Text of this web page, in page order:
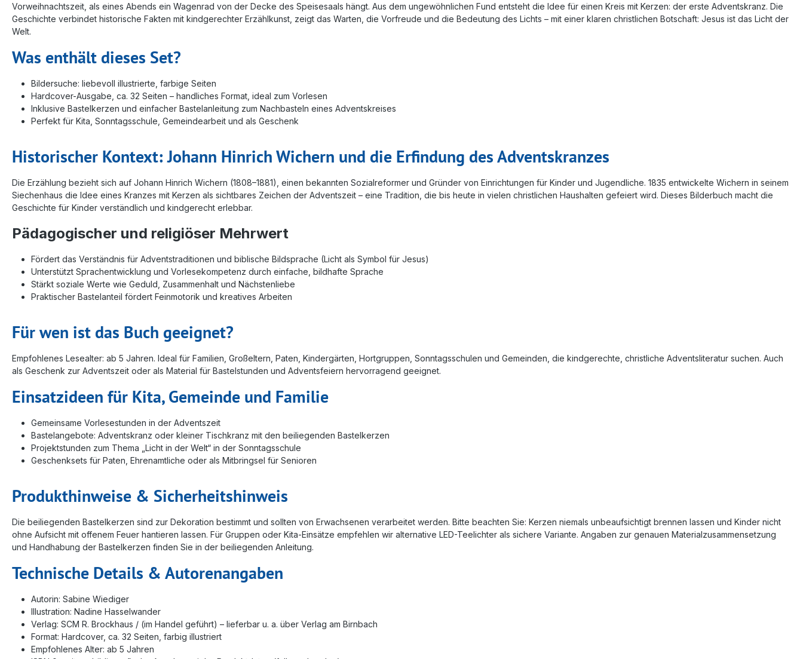
Vorweihnachtszeit, als eines Abends ein Wagenrad von der Decke des Speisesaals hängt. Aus dem ungewöhnlichen Fund entsteht die Idee für einen Kreis mit Kerzen: der erste Adventskranz. Die
Geschichte verbindet historische Fakten mit kindgerechter Erzählkunst, zeigt das Warten, die Vorfreude und die Bedeutung des Lichts – mit einer klaren christlichen Botschaft: Jesus ist das Licht der
Welt.
Was enthält dieses Set?
Bildersuche: liebevoll illustrierte, farbige Seiten
Hardcover-Ausgabe, ca. 32 Seiten – handliches Format, ideal zum Vorlesen
Inklusive Bastelkerzen und einfacher Bastelanleitung zum Nachbasteln eines Adventskreises
Perfekt für Kita, Sonntagsschule, Gemeindearbeit und als Geschenk
Historischer Kontext: Johann Hinrich Wichern und die Erfindung des Adventskranzes
Die Erzählung bezieht sich auf Johann Hinrich Wichern (1808–1881), einen bekannten Sozialreformer und Gründer von Einrichtungen für Kinder und Jugendliche. 1835 entwickelte Wichern in seinem
Siechenhaus die Idee eines Kranzes mit Kerzen als sichtbares Zeichen der Adventszeit – eine Tradition, die bis heute in vielen christlichen Haushalten gefeiert wird. Dieses Bilderbuch macht die
Geschichte für Kinder verständlich und kindgerecht erlebbar.
Pädagogischer und religiöser Mehrwert
Fördert das Verständnis für Adventstraditionen und biblische Bildsprache (Licht als Symbol für Jesus)
Unterstützt Sprachentwicklung und Vorlesekompetenz durch einfache, bildhafte Sprache
Stärkt soziale Werte wie Geduld, Zusammenhalt und Nächstenliebe
Praktischer Bastelanteil fördert Feinmotorik und kreatives Arbeiten
Für wen ist das Buch geeignet?
Empfohlenes Lesealter: ab 5 Jahren. Ideal für Familien, Großeltern, Paten, Kindergärten, Hortgruppen, Sonntagsschulen und Gemeinden, die kindgerechte, christliche Adventsliteratur suchen. Auch
als Geschenk zur Adventszeit oder als Material für Bastelstunden und Adventsfeiern hervorragend geeignet.
Einsatzideen für Kita, Gemeinde und Familie
Gemeinsame Vorlesestunden in der Adventszeit
Bastelangebote: Adventskranz oder kleiner Tischkranz mit den beiliegenden Bastelkerzen
Projektstunden zum Thema „Licht in der Welt“ in der Sonntagsschule
Geschenksets für Paten, Ehrenamtliche oder als Mitbringsel für Senioren
Produkthinweise & Sicherheitshinweis
Die beiliegenden Bastelkerzen sind zur Dekoration bestimmt und sollten von Erwachsenen verarbeitet werden. Bitte beachten Sie: Kerzen niemals unbeaufsichtigt brennen lassen und Kinder nicht
ohne Aufsicht mit offenem Feuer hantieren lassen. Für Gruppen oder Kita-Einsätze empfehlen wir alternative LED-Teelichter als sichere Variante. Angaben zur genauen Materialzusammensetzung
und Handhabung der Bastelkerzen finden Sie in der beiliegenden Anleitung.
Technische Details & Autorenangaben
Autorin: Sabine Wiediger
Illustration: Nadine Hasselwander
Verlag: SCM R. Brockhaus / (im Handel geführt) – lieferbar u. a. über Verlag am Birnbach
Format: Hardcover, ca. 32 Seiten, farbig illustriert
Empfohlenes Alter: ab 5 Jahren